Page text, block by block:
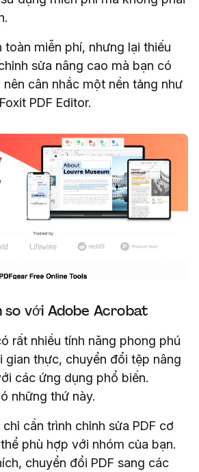
toàn miễn phí, nhưng lại thiếu
sửa nâng cao mà bạn có
nên cân nhắc một nền tảng như
PDF Editor.
so với Adobe Acrobat
rất nhiều tính năng phong phú
gian thực, chuyển đổi tệp nâng
các ứng dụng phổ biến.
những thứ này.
cần trình chỉnh sửa PDF cơ
phù hợp với nhóm của bạn.
chuyển đổi PDF sang các